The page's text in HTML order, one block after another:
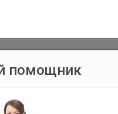
помощник